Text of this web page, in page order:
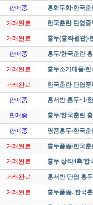
판매중 홍화두화/한국
거래완료 한국춘란 단엽
거래완료 홍두(홍화원판)/
판매중 홍두/한국춘란
거래완료 홍두소기대품/
거래완료 한국춘란 단엽
판매중 홍서반 홍두+1/
판매중 홍두/한국춘란
판매중 명품홍두/한국
거래완료 홍두품종/한국
거래완료 홍두 상작4촉/한
거래완료 홍서반 단엽 홍
거래완료 홍두품종..한국